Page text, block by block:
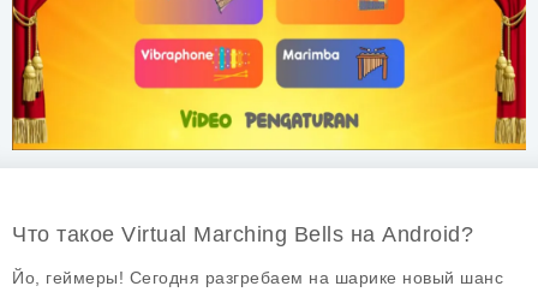
Что такое Virtual Marching Bells на Android?
Йо, геймеры! Сегодня разгребаем на шарике новый шанс